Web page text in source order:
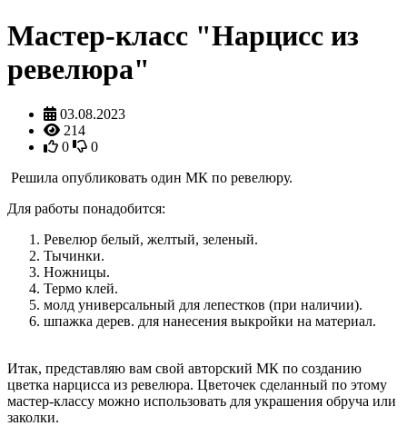
Мастер-класс "Нарцисс из
ревелюра"
03.08.2023
214
0
0
Решила опубликовать один МК по ревелюру.
Для работы понадобится:
Ревелюр белый, желтый, зеленый.
Тычинки.
Ножницы.
Термо клей.
молд универсальный для лепестков (при наличии).
шпажка дерев. для нанесения выкройки на материал.
Итак, представляю вам свой авторский МК по созданию
цветка нарцисса из ревелюра. Цветочек сделанный по этому
мастер-классу можно использовать для украшения обруча или
заколки.